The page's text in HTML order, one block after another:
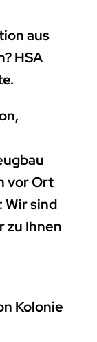
aus
HSA
vor Ort
Wir sind
zu Ihnen
Kolonie